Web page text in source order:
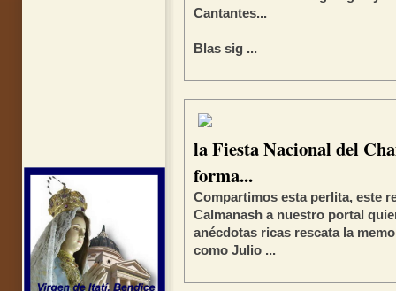
Cantantes...
Blas sig ...
la Fiesta Nacional del
forma...
Compartimos esta perlita, este
Calmanash a nuestro portal
anécdotas ricas rescata la
como Julio ...